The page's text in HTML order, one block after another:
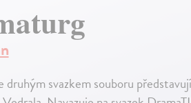
druhým svazkem souboru